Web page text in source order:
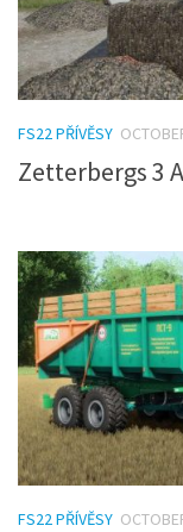
FS22 PŘÍVĚSY
Zetterbergs 3
FS22 PŘÍVĚSY